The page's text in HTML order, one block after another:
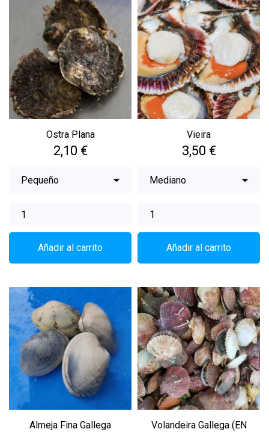
Ostra Plana
Precio
2,10 €
Añadir al carrito
Vieira
Precio
3,50 €
Añadir al carrito
Almeja Fina Gallega
Volandeira Gallega (EN